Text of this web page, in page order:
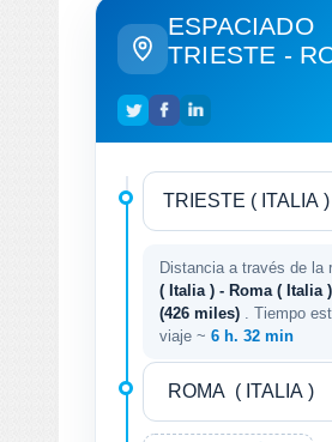
ESPACIADO
TRIESTE -
Distancia a través de la
( Italia ) - Roma ( Italia )
(426 miles)
. Tiempo
viaje ~ 6 h. 32 min